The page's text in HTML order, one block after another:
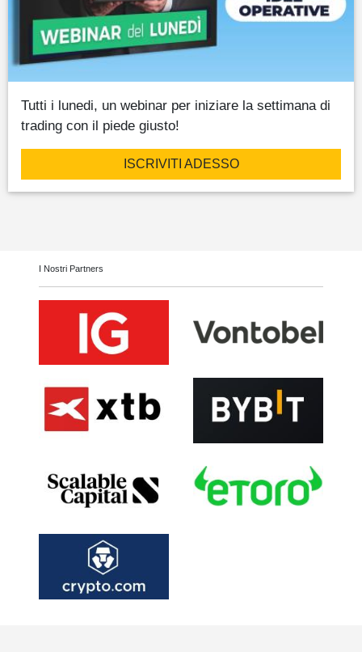
Tutti i lunedi, un webinar per iniziare la settimana di
trading con il piede giusto!
ISCRIVITI ADESSO
I Nostri Partners